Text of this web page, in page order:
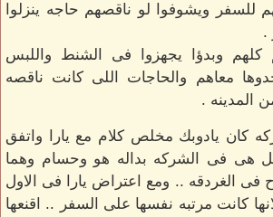
للسفر ويشوفوا لو ناقصهم حاجه ينزلوا
.
وبدؤا يجهزوا فى الشنط واللبس
معاهم والحاجات اللى كانت ناقصه
المدينه .
كان يادوبك مخلص كلام مع يارا واتفق
هى فى الشركه بداله هو وحسام وهما
فى الغردقه .. ومع اعتراض يارا فى الاول
كانت مرتبه نفسها على السفر .. اقنعها